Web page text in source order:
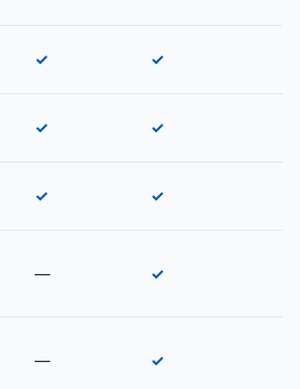
✓ ✓
✓ ✓
✓ ✓
— ✓
— ✓